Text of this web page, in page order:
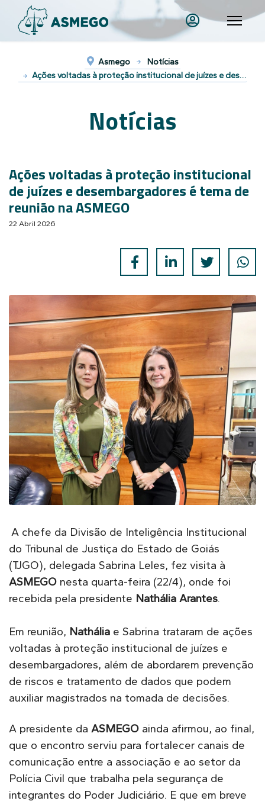
Notícias
Asmego
Notícias
Ações voltadas à proteção institucional de juízes e desembargadores é tema de reunião na ASMEGO
Ações voltadas à proteção institucional
de juízes e desembargadores é tema de
reunião na ASMEGO
22 Abril 2026
A chefe da Divisão de Inteligência Institucional
do Tribunal de Justiça do Estado de Goiás
(TJGO), delegada Sabrina Leles, fez visita à
ASMEGO nesta quarta-feira (22/4), onde foi
recebida pela presidente Nathália Arantes.
Em reunião, Nathália e Sabrina trataram de ações
voltadas à proteção institucional de juízes e
desembargadores, além de abordarem prevenção
de riscos e tratamento de dados que podem
auxiliar magistrados na tomada de decisões.
A presidente da ASMEGO ainda afirmou, ao final,
que o encontro serviu para fortalecer canais de
comunicação entre a associação e ao setor da
Polícia Civil que trabalha pela segurança de
integrantes do Poder Judiciário. E que em breve